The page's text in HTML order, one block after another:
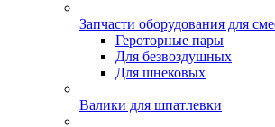
Запчасти оборудования для
Героторные пары
Для безвоздушных
Для шнековых
Валики для шпатлевки